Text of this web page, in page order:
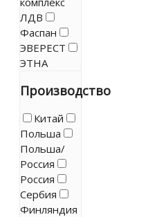
ЛДВ
Фаспан
ЭВЕРЕСТ
ЭТНА
Производство
Китай
Польша
Польша/
Россия
Россия
Сербия
Финляндия